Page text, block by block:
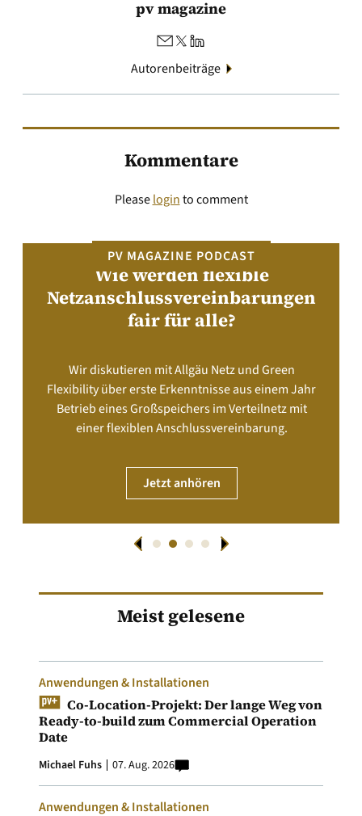
pv magazine
Autorenbeiträge
Kommentare
Pleaseloginto comment
PV MAGAZINE PODCAST
Wie werden flexible
Netzanschlussvereinbarungen
fair für alle?
Wir diskutieren mit Allgäu Netz und Green
Flexibility über erste Erkenntnisse aus einem Jahr
Betrieb eines Großspeichers im Verteilnetz mit
einer flexiblen Anschlussvereinbarung.
Jetzt anhören
Meist gelesene
Anwendungen & Installationen
Co-Location-Projekt: Der lange Weg von
Ready-to-build zum Commercial Operation
Date
Michael Fuhs 07. Aug. 2026
Anwendungen & Installationen